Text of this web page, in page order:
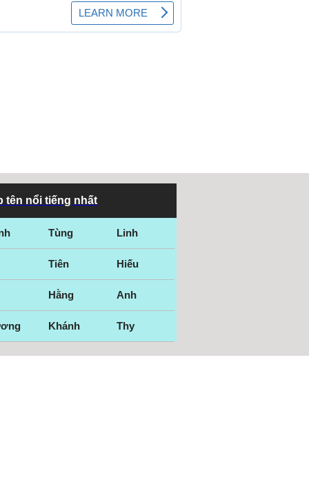
tên nổi tiếng nhất
Tùng Linh
Tiên Hiếu
Hằng Anh
Khánh Thy